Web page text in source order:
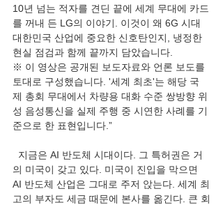
10년 넘는 적자를 견딘 끝에 세계 무대에 카드
를 꺼내 든 LG의 이야기. 이것이 왜 6G 시대
대한민국 산업에 중요한 신호탄인지, 냉정한
현실 점검과 함께 끝까지 담았습니다.
※ 이 영상은 공개된 보도자료와 언론 보도를
토대로 구성했습니다. '세계 최초'는 해당 국
제 총회 무대에서 차량용 대화 수준 쌍방향 위
성 음성통신을 실제 주행 중 시연한 사례를 기
준으로 한 표현입니다.”
지금은 AI 반도체 시대이다. 그 특허권은 거
의 미국이 갖고 있다. 미국이 진입을 막으면
AI 반도체 산업은 그대로 주저 앉는다. 세계 최
고의 부자도 세금 때문에 본사를 옮긴다. 큰 회